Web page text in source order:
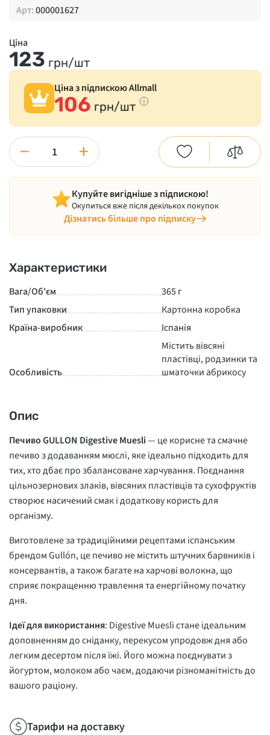
Арт:000001627
Ціна
123 грн/шт
Ціна з підпискою Allmall
106 грн/шт
− +
Купуйте вигідніше з підпискою!
Окупиться вже після декількох покупок
Дізнатись більше про підписку
Характеристики
Вага/Об'єм
365 г
Тип упаковки
Картонна коробка
Країна-виробник
Іспанія
Особливість
Містить вівсяні
пластівці, родзинки та
шматочки абрикосу
Опис
Печиво GULLON Digestive Muesli— це корисне та смачне
печиво з додаванням мюслі, яке ідеально підходить для
тих, хто дбає про збалансоване харчування. Поєднання
цільнозернових злаків, вівсяних пластівців та сухофруктів
створює насичений смак і додаткову користь для
організму.
Виготовлене за традиційними рецептами іспанським
брендом Gullón, це печиво не містить штучних барвників і
консервантів, а також багате на харчові волокна, що
сприяє покращенню травлення та енергійному початку
дня.
Ідеї для використання: Digestive Muesli стане ідеальним
доповненням до сніданку, перекусом упродовж дня або
легким десертом після їжі. Його можна поєднувати з
йогуртом, молоком або чаєм, додаючи різноманітність до
вашого раціону.
Тарифи на доставку